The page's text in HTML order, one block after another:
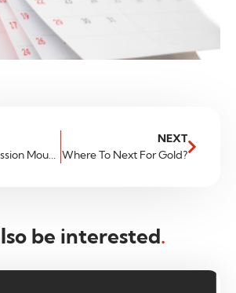
Fear Of Recession Mounts
NEXT
Where To Next For Gold?
be interested.